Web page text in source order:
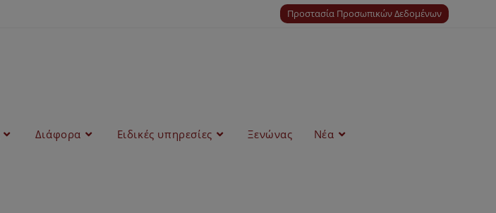
Προστασία Προσωπικών Δεδομένων
Διάφορα Ειδικές υπηρεσίες Ξενώνας Νέα